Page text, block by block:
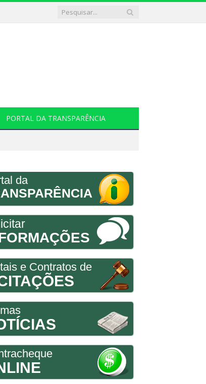
PORTAL DA TRANSPARÊNCIA
da
e Contratos de